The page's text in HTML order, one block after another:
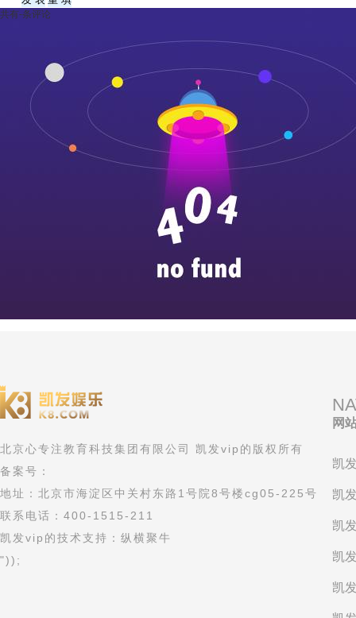
共有-条评论
北京心专注教育科技集团有限公司 凯发vip的版权所有
备案号：
地址：北京市海淀区中关村东路1号院8号楼cg05-225号
联系电话：400-1515-211
凯发vip的技术支持：纵横聚牛
"));
网
凯
凯
凯
凯
凯